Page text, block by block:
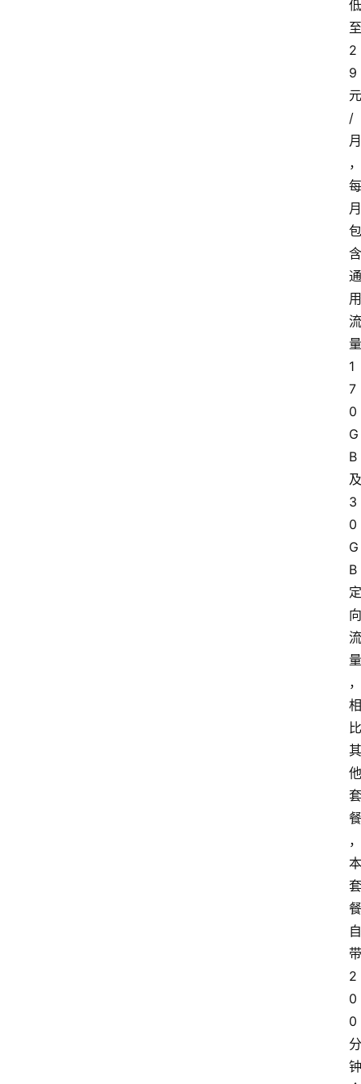
低
至
2
9
元
/
月
，
每
月
包
含
通
用
流
量
1
7
0
G
B
及
3
0
G
B
定
向
流
量
，
相
比
其
他
套
餐
，
本
套
餐
自
带
2
0
0
分
钟